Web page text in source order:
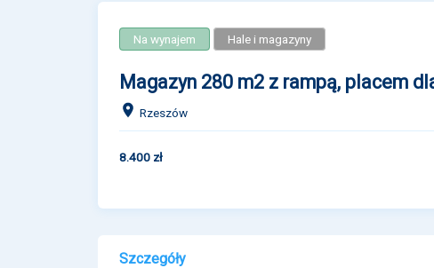
Na wynajem Hale i magazyny
Magazyn 280 m2 z rampą, placem
Rzeszów
8.400 zł
Szczegóły